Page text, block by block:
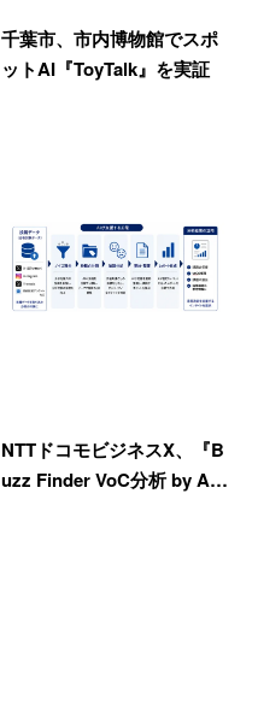
千葉市、市内博物館でスポ
ットAI『ToyTalk』を実証
NTTドコモビジネスX、『B
uzz Finder VoC分析 by A…